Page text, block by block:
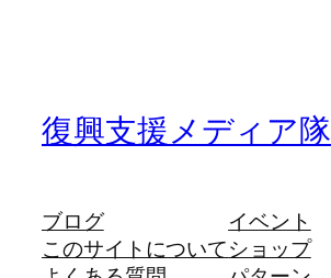
復興支援メディア隊
ブログ
このサイトについて
イベント
ショップ